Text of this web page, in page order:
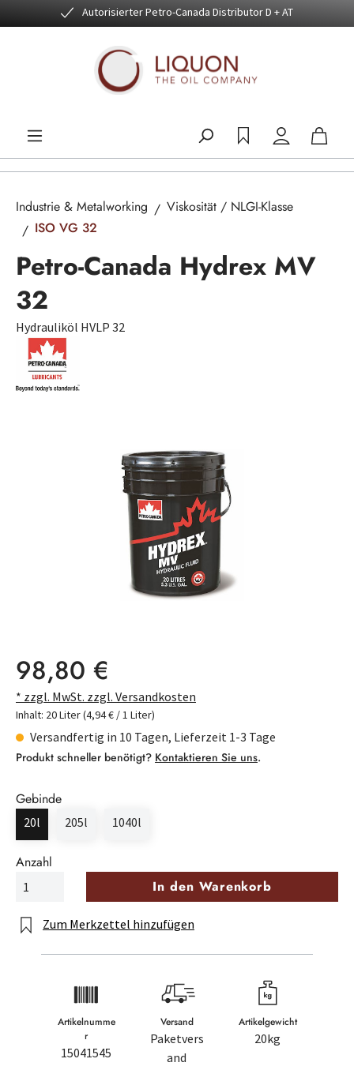
Zum Hauptinhalt springenAutorisierter Petro-Canada Distributor D + AT
Industrie & Metalworking
Viskosität / NLGI-Klasse
ISO VG 32
Petro-Canada Hydrex MV
32
Hydrauliköl HVLP 32
Regulärer Preis:
98,80 €
* zzgl. MwSt. zzgl. Versandkosten
Inhalt: 20 Liter(4,94 € / 1 Liter)
Versandfertig in 10 Tagen, Lieferzeit 1-3 Tage
Produkt schneller benötigt? Kontaktieren Sie uns.
Gebinde
20l 205l 1040l
Anzahl
In den Warenkorb
Zum Merkzettel hinzufügen
Artikelnumme
r
15041545
Versand
Paketvers
and
Artikelgewicht
20kg